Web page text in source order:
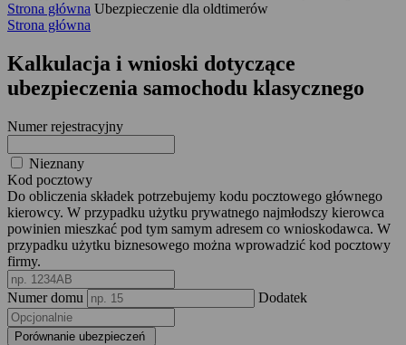
Strona główna Ubezpieczenie dla oldtimerów
Strona główna
Kalkulacja i wnioski dotyczące
ubezpieczenia samochodu klasycznego
Numer rejestracyjny
Nieznany
Kod pocztowy
Do obliczenia składek potrzebujemy kodu pocztowego głównego
kierowcy. W przypadku użytku prywatnego najmłodszy kierowca
powinien mieszkać pod tym samym adresem co wnioskodawca. W
przypadku użytku biznesowego można wprowadzić kod pocztowy
firmy.
Numer domu Dodatek
Porównanie ubezpieczeń